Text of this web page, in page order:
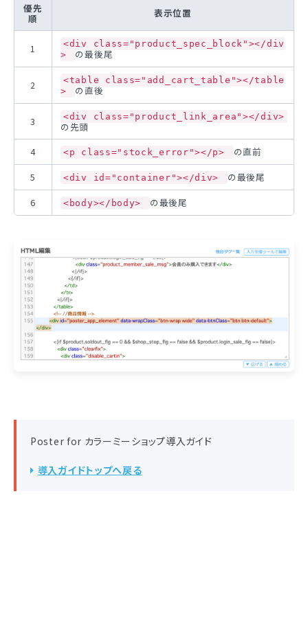
優先
順 表示位置
1
<div class="product_spec_block"></div
>
の最後尾
2
<table class="add_cart_table"></table
>
の直後
3 <div class="product_link_area"></div>
の先頭
4
<p class="stock_error"></p>
の直前
5
<div id="container"></div>
の最後尾
6
<body></body> の最後尾
Poster for カラーミーショップ導入ガイド
導入ガイドトップへ戻る